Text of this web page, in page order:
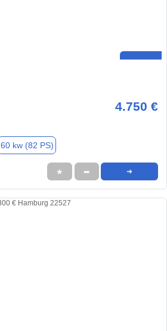
4.750 €
60 kw (82 PS)
★ ➦ ➜